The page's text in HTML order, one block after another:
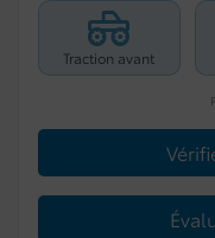
Traction avant